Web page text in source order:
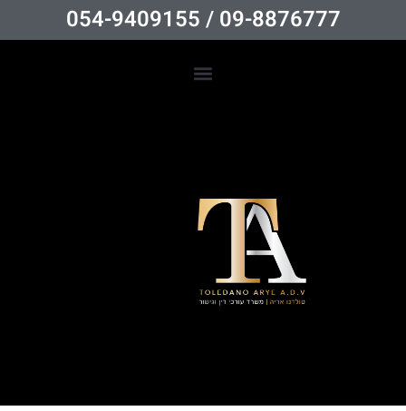
09-8876777 / 054-9409155